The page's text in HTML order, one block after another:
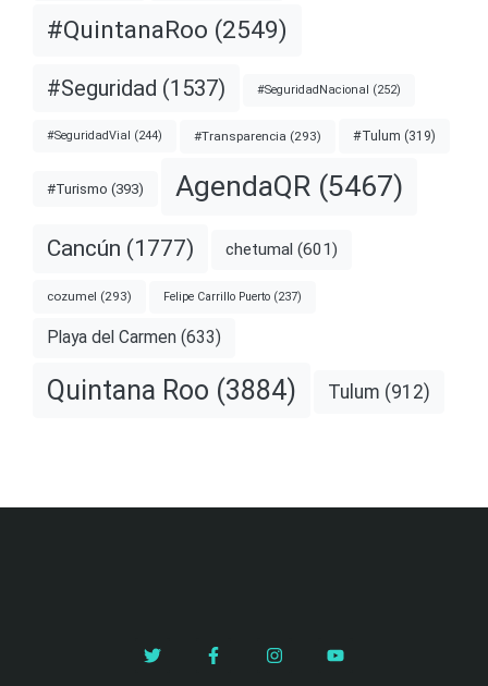
#QuintanaRoo (2549)
#Seguridad (1537) #SeguridadNacional (252)
#SeguridadVial (244) #Transparencia (293) #Tulum (319)
#Turismo (393) AgendaQR (5467)
Cancún (1777) chetumal (601)
cozumel (293) Felipe Carrillo Puerto (237)
Playa del Carmen (633)
Quintana Roo (3884) Tulum (912)